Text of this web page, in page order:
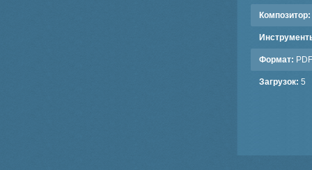
Композитор:
Формат: PDF
Загрузок: 5